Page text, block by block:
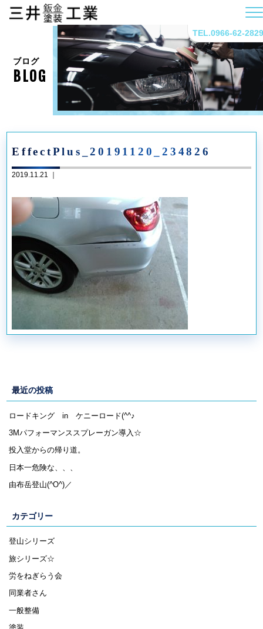
TEL.0966-62-2829
ブログ
BLOG
EffectPlus_20191120_234826
2019.11.21 ｜
最近の投稿
ロードキング in ケニーロード(^^♪
3Mパフォーマンススプレーガン導入☆
投入堂からの帰り道。
日本一危険な、、、
由布岳登山(^O^)／
カテゴリー
登山シリーズ
旅シリーズ☆
労をねぎらう会
同業者さん
一般整備